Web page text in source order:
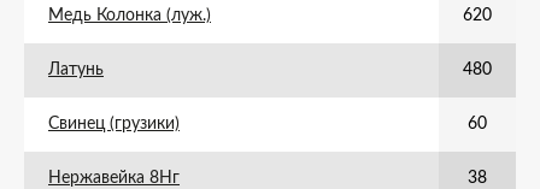
Медь Колонка (луж.) 620
Латунь 480
Свинец (грузики) 60
Нержавейка 8Нг 38